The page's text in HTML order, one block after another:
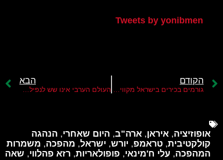
Tweets by yonibmen
הקודם
גורמים בכירים בישראל מקווים שטראמפ לא ישנה דעתו ויתקוף באיראן
הבא
העולם הערבי אינו שש לנפילת משטר ההיאתולות
אופוזיציה, איראן, ארה"ב, היום שאחרי, הנהגה
קולקטיבית, טראמפ, יורש, ישראל, מהפכה, משמרות
המהפכה, עלי ח'מינאי, פופולאריות, רזא פהלווי, שאה